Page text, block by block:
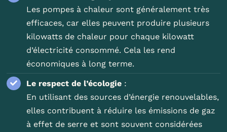
Les pompes à chaleur sont généralement très
efficaces, car elles peuvent produire plusieurs
kilowatts de chaleur pour chaque kilowatt
d’électricité consommé. Cela les rend
économiques à long terme.
Le respect de l’écologie:
En utilisant des sources d’énergie renouvelables,
elles contribuent à réduire les émissions de gaz
à effet de serre et sont souvent considérées